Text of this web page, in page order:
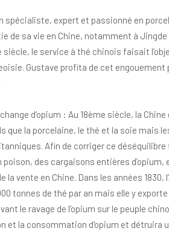
spécialiste, expert et passionné en
de sa vie en Chine, notamment à
siècle, le service à thé chinois faisait
Gustave profita de cet engouement
d’opium : Au 18ème siècle, la
que la porcelaine, le thé et la soie mais
Afin de corriger ce déséquilibre
poison, des cargaisons entières d’opium,
la vente en Chine. Dans les années 1830,
tonnes de thé par an mais elle y
le ravage de l’opium sur le peuple
et la consommation d'opium et détruira